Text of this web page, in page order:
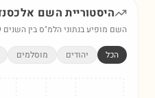
היסטוריית השם
השם מופיע בנתוני הלמ"ס בין השנים
הכל יהודים מוסלמים